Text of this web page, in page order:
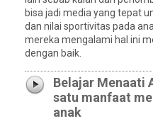
bisa jadi media yang tepat
dan nilai sportivitas pada
mereka mengalami hal ini
dengan baik.
Belajar Menaati
satu manfaat
anak